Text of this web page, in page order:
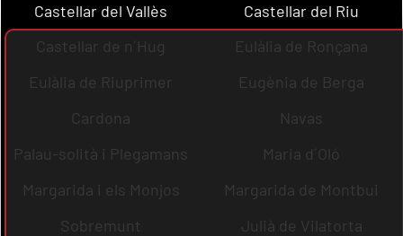
Castellar del Vallès
Castellar del Riu
Castellar de n´Hug
Eulàlia de Ronçana
Eulàlia de Riuprimer
Eugènia de Berga
Cardona
Navas
Palau-solità i Plegamans
Maria d´Oló
Margarida i els Monjos
Margarida de Montbui
Sobremunt
Julià de Vilatorta